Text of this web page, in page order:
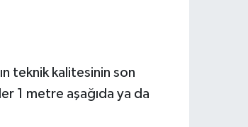
teknik kalitesinin son
1 metre aşağıda ya da